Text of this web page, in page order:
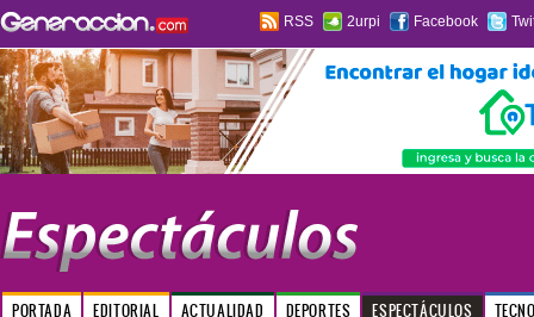
RSS 2urpi Facebook
PORTADA EDITORIAL ACTUALIDAD DEPORTES ESPECTÁCULOS